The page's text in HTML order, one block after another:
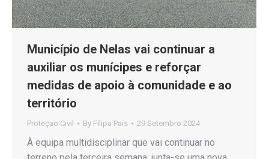
Município de Nelas vai continuar a
auxiliar os munícipes e reforçar
medidas de apoio à comunidade e ao
território
Proteçao Civil By Filipa Pais 29 Setembro 2024
À equipa multidisciplinar que vai continuar no